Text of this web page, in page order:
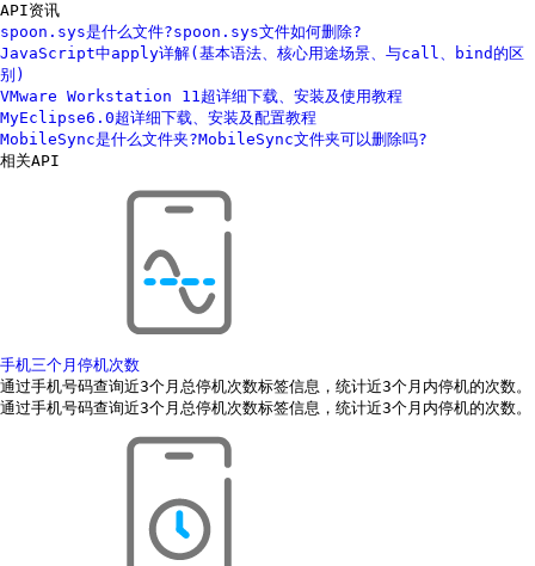
API资讯
spoon.sys是什么文件?spoon.sys文件如何删除?
JavaScript中apply详解(基本语法、核心用途场景、与call、bind的区
别)
VMware Workstation 11超详细下载、安装及使用教程
MyEclipse6.0超详细下载、安装及配置教程
MobileSync是什么文件夹?MobileSync文件夹可以删除吗?
相关API
手机三个月停机次数
通过手机号码查询近3个月总停机次数标签信息，统计近3个月内停机的次数。
通过手机号码查询近3个月总停机次数标签信息，统计近3个月内停机的次数。